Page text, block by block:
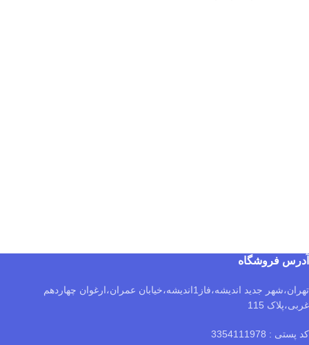
آدرس فروشگاه
تهران،شهر جدید اندیشه،فاز1اندیشه،خیابان عمران،ارغوان چهاردهم
غربی،پلاک 115
کد پستی : 3354111978